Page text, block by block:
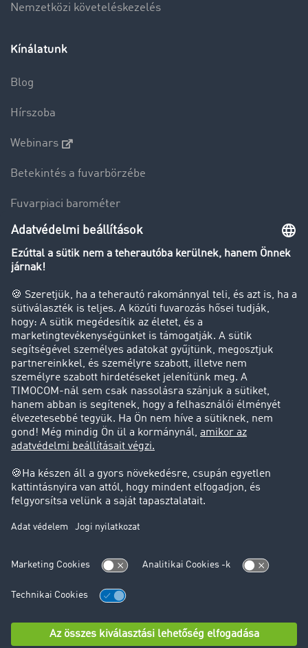
Nemzetközi követeléskezelés
Kínálatunk
Blog
Hírszoba
Webinars
Betekintés a fuvarbörzébe
Fuvarpiaci barométer
Transzportlexikon
Tehergépkocsi-forgalomkorlátozás
Cég
Sikertörténetek
Ügyfél hoz ügyfelet
Jogi információk
Impresszum
Adatvédelem
süti-beállítások
Támogatás